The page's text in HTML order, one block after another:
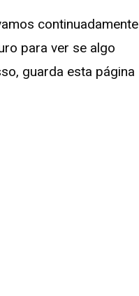
continuadamente
para ver se algo
guarda esta página